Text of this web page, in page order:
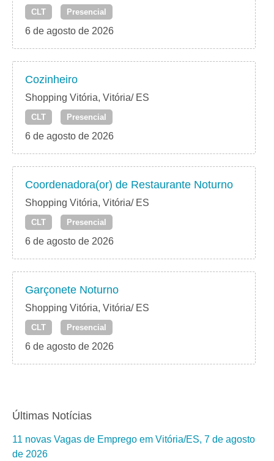
CLT Presencial
6 de agosto de 2026
Cozinheiro
Shopping Vitória, Vitória/ ES
CLT Presencial
6 de agosto de 2026
Coordenadora(or) de Restaurante Noturno
Shopping Vitória, Vitória/ ES
CLT Presencial
6 de agosto de 2026
Garçonete Noturno
Shopping Vitória, Vitória/ ES
CLT Presencial
6 de agosto de 2026
Últimas Notícias
11 novas Vagas de Emprego em Vitória/ES, 7 de agosto
de 2026